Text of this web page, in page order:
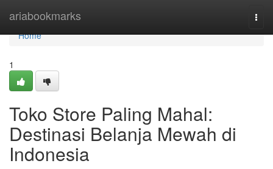
ariabookmarks
Home
Home
1
Toko Store Paling Mahal:
Destinasi Belanja Mewah di
Indonesia